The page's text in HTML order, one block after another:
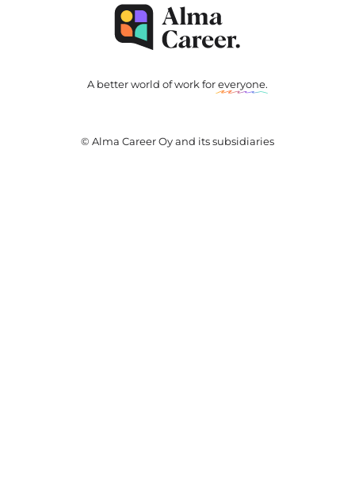
A better world of work foreveryone.
© Alma Career Oy and its subsidiaries